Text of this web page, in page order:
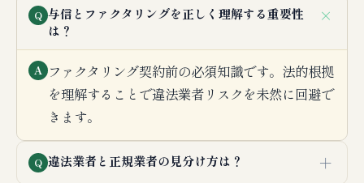
Q 与信とファクタリングを正しく理解する重要性
は？
＋
A ファクタリング契約前の必須知識です。法的根拠
を理解することで違法業者リスクを未然に回避で
きます。
Q 違法業者と正規業者の見分け方は？ ＋